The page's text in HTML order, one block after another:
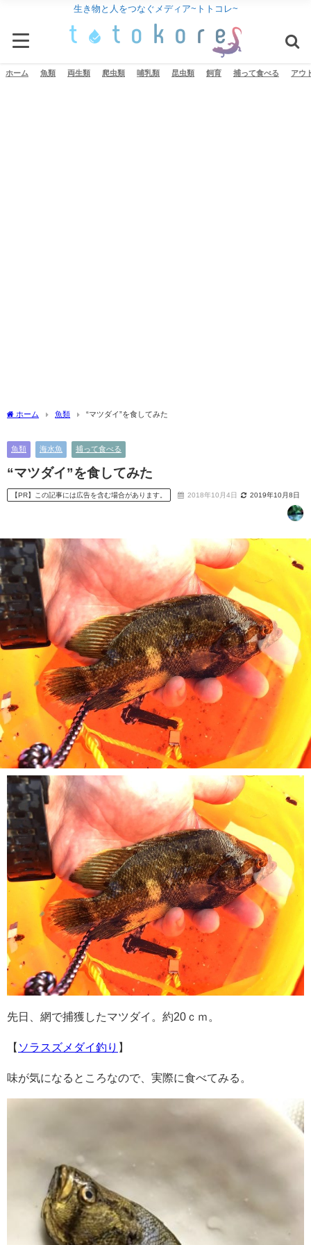
生き物と人をつなぐメディア~トトコレ~
ホーム 魚類 両生類 爬虫類 哺乳類 昆虫類 飼育 捕って食べる アウ
ホーム 魚類 “マツダイ”を食してみた
魚類 海水魚 捕って食べる
“マツダイ”を食してみた
【PR】この記事には広告を含む場合があります。 2018年10月4日 2019年10月8日
先日、網で捕獲したマツダイ。約20ｃｍ。
【 ソラスズメダイ釣り 】
味が気になるところなので、実際に食べてみる。